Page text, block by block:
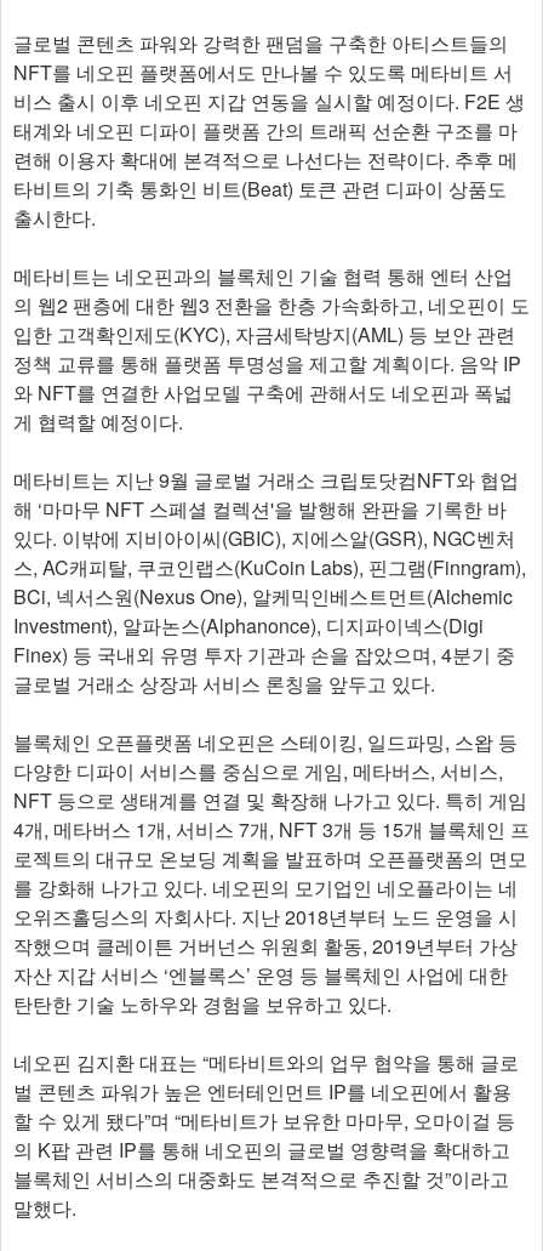
글로벌 콘텐츠 파워와 강력한 팬덤을 구축한 아티스트들의
NFT를 네오핀 플랫폼에서도 만나볼 수 있도록 메타비트 서
비스 출시 이후 네오핀 지갑 연동을 실시할 예정이다. F2E 생
태계와 네오핀 디파이 플랫폼 간의 트래픽 선순환 구조를 마
련해 이용자 확대에 본격적으로 나선다는 전략이다. 추후 메
타비트의 기축 통화인 비트(Beat) 토큰 관련 디파이 상품도
출시한다.
메타비트는 네오핀과의 블록체인 기술 협력 통해 엔터 산업
의 웹2 팬층에 대한 웹3 전환을 한층 가속화하고, 네오핀이 도
입한 고객확인제도(KYC), 자금세탁방지(AML) 등 보안 관련
정책 교류를 통해 플랫폼 투명성을 제고할 계획이다. 음악 IP
와 NFT를 연결한 사업모델 구축에 관해서도 네오핀과 폭넓
게 협력할 예정이다.
메타비트는 지난 9월 글로벌 거래소 크립토닷컴NFT와 협업
해 ‘마마무 NFT 스페셜 컬렉션'을 발행해 완판을 기록한 바
있다. 이밖에 지비아이씨(GBIC), 지에스알(GSR), NGC벤처
스, AC캐피탈, 쿠코인랩스(KuCoin Labs), 핀그램(Finngram),
BCi, 넥서스원(Nexus One), 알케믹인베스트먼트(Alchemic
Investment), 알파논스(Alphanonce), 디지파이넥스(Digi
Finex) 등 국내외 유명 투자 기관과 손을 잡았으며, 4분기 중
글로벌 거래소 상장과 서비스 론칭을 앞두고 있다.
블록체인 오픈플랫폼 네오핀은 스테이킹, 일드파밍, 스왑 등
다양한 디파이 서비스를 중심으로 게임, 메타버스, 서비스,
NFT 등으로 생태계를 연결 및 확장해 나가고 있다. 특히 게임
4개, 메타버스 1개, 서비스 7개, NFT 3개 등 15개 블록체인 프
로젝트의 대규모 온보딩 계획을 발표하며 오픈플랫폼의 면모
를 강화해 나가고 있다. 네오핀의 모기업인 네오플라이는 네
오위즈홀딩스의 자회사다. 지난 2018년부터 노드 운영을 시
작했으며 클레이튼 거버넌스 위원회 활동, 2019년부터 가상
자산 지갑 서비스 ‘엔블록스’ 운영 등 블록체인 사업에 대한
탄탄한 기술 노하우와 경험을 보유하고 있다.
네오핀 김지환 대표는 “메타비트와의 업무 협약을 통해 글로
벌 콘텐츠 파워가 높은 엔터테인먼트 IP를 네오핀에서 활용
할 수 있게 됐다”며 “메타비트가 보유한 마마무, 오마이걸 등
의 K팝 관련 IP를 통해 네오핀의 글로벌 영향력을 확대하고
블록체인 서비스의 대중화도 본격적으로 추진할 것”이라고
말했다.